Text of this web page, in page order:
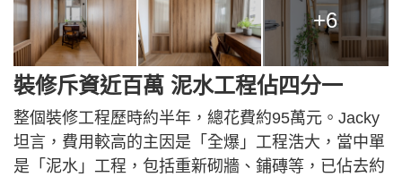
+6
裝修斥資近百萬 泥水工程佔四分一
整個裝修工程歷時約半年，總花費約95萬元。Jacky
坦言，費用較高的主因是「全爆」工程浩大，當中單
是「泥水」工程，包括重新砌牆、鋪磚等，已佔去約